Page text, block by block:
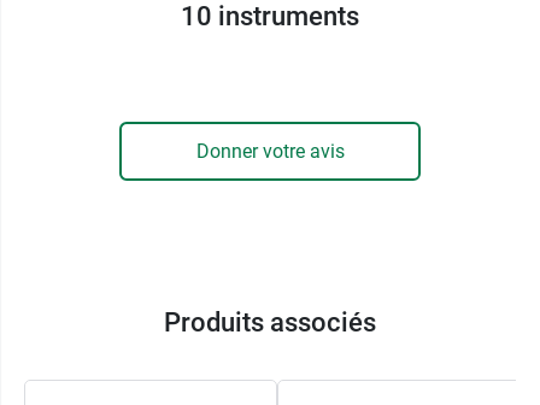
1 Pince à échardes, 10 cm
instruments, est stérilisable.
10 instruments
Donner votre avis
Produits associés